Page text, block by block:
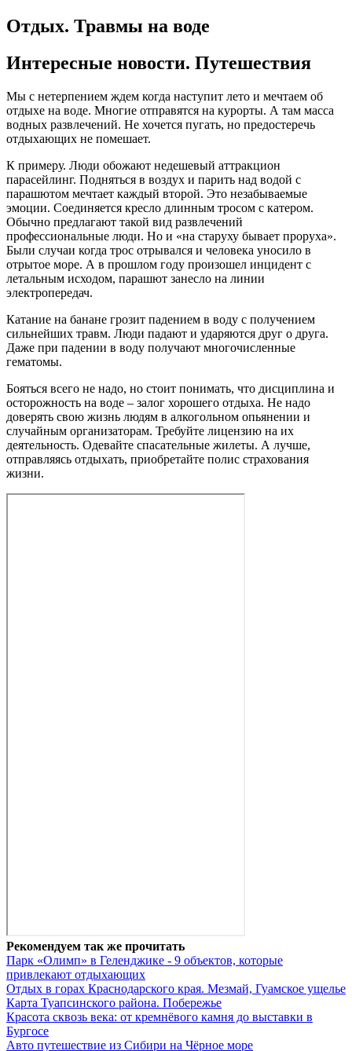
Отдых. Травмы на воде
Интересные новости. Путешествия
Мы с нетерпением ждем когда наступит лето и мечтаем об
отдыхе на воде. Многие отправятся на курорты. А там масса
водных развлечений. Не хочется пугать, но предостеречь
отдыхающих не помешает.
К примеру. Люди обожают недешевый аттракцион
парасейлинг. Подняться в воздух и парить над водой с
парашютом мечтает каждый второй. Это незабываемые
эмоции. Соединяется кресло длинным тросом с катером.
Обычно предлагают такой вид развлечений
профессиональные люди. Но и «на старуху бывает проруха».
Были случаи когда трос отрывался и человека уносило в
отрытое море. А в прошлом году произошел инцидент с
летальным исходом, парашют занесло на линии
электропередач.
Катание на банане грозит падением в воду с получением
сильнейших травм. Люди падают и ударяются друг о друга.
Даже при падении в воду получают многочисленные
гематомы.
Бояться всего не надо, но стоит понимать, что дисциплина и
осторожность на воде – залог хорошего отдыха. Не надо
доверять свою жизнь людям в алкогольном опьянении и
случайным организаторам. Требуйте лицензию на их
деятельность. Одевайте спасательные жилеты. А лучше,
отправляясь отдыхать, приобретайте полис страхования
жизни.
Рекомендуем так же прочитать
Парк «Олимп» в Геленджике - 9 объектов, которые
привлекают отдыхающих
Отдых в горах Краснодарского края. Мезмай, Гуамское ущелье
Карта Туапсинского района. Побережье
Красота сквозь века: от кремнёвого камня до выставки в
Бургосе
Авто путешествие из Сибири на Чёрное море